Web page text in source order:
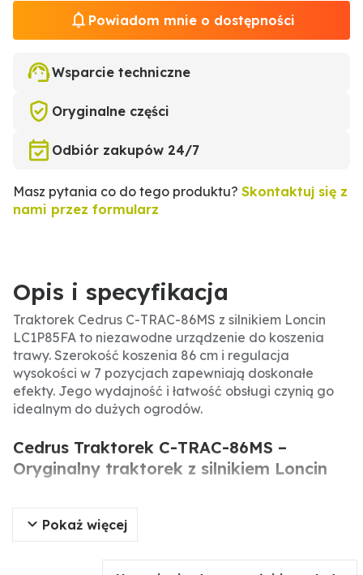
Powiadom mnie o dostępności
Wsparcie techniczne
Oryginalne części
Odbiór zakupów 24/7
Masz pytania co do tego produktu? Skontaktuj się z
nami przez formularz
Opis i specyfikacja
Traktorek Cedrus C-TRAC-86MS z silnikiem Loncin
LC1P85FA to niezawodne urządzenie do koszenia
trawy. Szerokość koszenia 86 cm i regulacja
wysokości w 7 pozycjach zapewniają doskonałe
efekty. Jego wydajność i łatwość obsługi czynią go
idealnym do dużych ogrodów.
Cedrus Traktorek C-TRAC-86MS –
Oryginalny traktorek z silnikiem Loncin
Traktorek Cedrus C-TRAC-86MS to oryginalne
urządzenie napędzane silnikiem Loncin LC1P85FA o
pojemności 352 cm³. Przeznaczony jest do koszenia
dużych powierzchni trawiastych, oferując szerokość
Pokaż więcej